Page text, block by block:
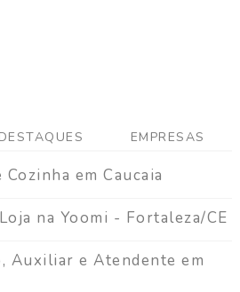
DESTAQUES EMPRESAS
em Caucaia
na Yoomi - Fortaleza/CE
Auxiliar e Atendente em